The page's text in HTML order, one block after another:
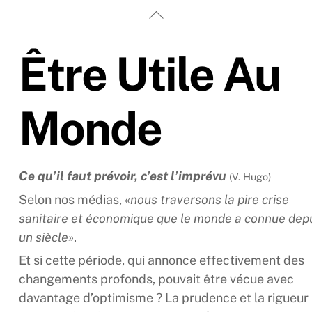
Être Utile Au
Monde
Ce qu’il faut prévoir, c’est l’imprévu (V. Hugo)
Selon nos médias, «nous traversons la pire crise
sanitaire et économique que le monde a connue
un siècle».
Et si cette période, qui annonce effectivement des
changements profonds, pouvait être vécue avec
davantage d’optimisme ? La prudence et la rigueur
Back